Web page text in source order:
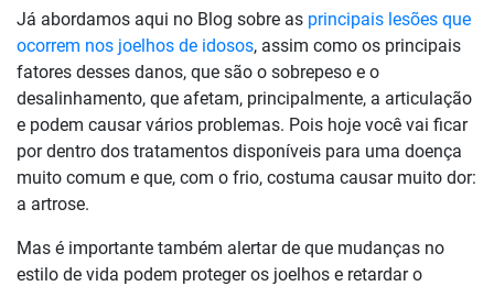
Já abordamos aqui no Blog sobre as principais lesões que
ocorrem nos joelhos de idosos, assim como os principais
fatores desses danos, que são o sobrepeso e o
desalinhamento, que afetam, principalmente, a articulação
e podem causar vários problemas. Pois hoje você vai ficar
por dentro dos tratamentos disponíveis para uma doença
muito comum e que, com o frio, costuma causar muito dor:
a artrose.
Mas é importante também alertar de que mudanças no
estilo de vida podem proteger os joelhos e retardar o